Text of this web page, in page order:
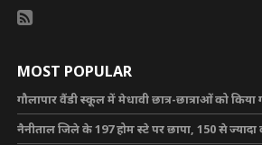
MOST POPULAR
गौलापार वैंडी स्कूल में मेधावी छात्र-छात्राओं को किया
नैनीताल जिले के 197 होम स्टे पर छापा, 150 से